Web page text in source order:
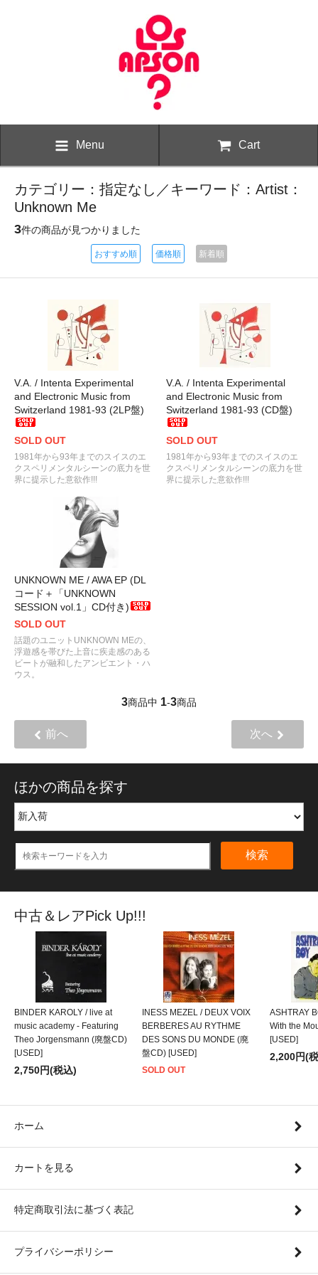
Menu Cart
カテゴリー：指定なし／キーワード：Artist：
Unknown Me
3件の商品が見つかりました
おすすめ順 価格順 新着順
V.A. / Intenta Experimental
and Electronic Music from
Switzerland 1981-93 (2LP盤)
SOLD OUT
1981年から93年までのスイスのエ
クスペリメンタルシーンの底力を世
界に提示した意欲作!!!
V.A. / Intenta Experimental
and Electronic Music from
Switzerland 1981-93 (CD盤)
SOLD OUT
1981年から93年までのスイスのエ
クスペリメンタルシーンの底力を世
界に提示した意欲作!!!
UNKNOWN ME / AWA EP (DL
コード＋「UNKNOWN
SESSION vol.1」CD付き)
SOLD OUT
話題のユニットUNKNOWN MEの、
浮遊感を帯びた上音に疾走感のある
ビートが融和したアンビエント・ハ
ウス。
3商品中 1-3商品
前へ 次へ
ほかの商品を探す
検索
中古＆レアPick Up!!!
BINDER KAROLY / live at
music academy - Featuring
Theo Jorgensmann (廃盤CD)
[USED]
2,750円(税込)
INESS MEZEL / DEUX VOIX
BERBERES AU RYTHME
DES SONS DU MONDE (廃
盤CD) [USED]
SOLD OUT
ASHTRAY
With the
[USED]
2,200円(
ホーム
カートを見る
特定商取引法に基づく表記
プライバシーポリシー